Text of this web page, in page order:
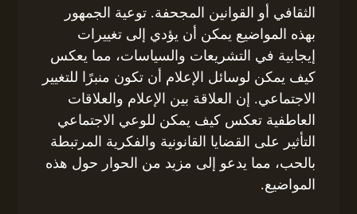
الثقافي أو القوانين المجحفة. توعية الجمهور
بهذه المواضيع يمكن أن يؤدي إلى تغييرات
إيجابية في التشريعات والسياسات، مما يعكس
كيف يمكن لوسائل الإعلام أن تكون منبرًا للتغيير
الاجتماعي. إن العلاقة بين الإعلام والعلاقات
العاطفية تعكس كيف يمكن للوعي الاجتماعي
التأثير على القضايا القانونية والفكرية المرتبطة
بالحب، مما يدعو إلى مزيد من الحوار حول هذه
المواضيع.